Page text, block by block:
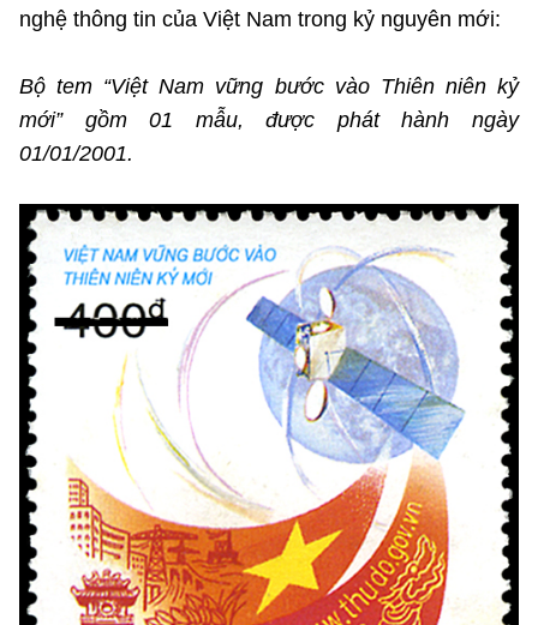
nghệ thông tin của Việt Nam trong kỷ nguyên mới:
Bộ tem “Việt Nam vững bước vào Thiên niên kỷ
mới” gồm 01 mẫu, được phát hành ngày
01/01/2001.